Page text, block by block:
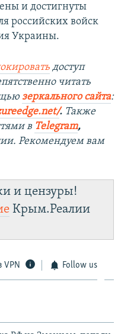
и достигнуты
российских войск
Украины.
доступ
читать
зеркального сайта:
. Также
в Telegram,
Рекомендуем вам
и цензуры!
Крым.Реалии
VPN Follow us